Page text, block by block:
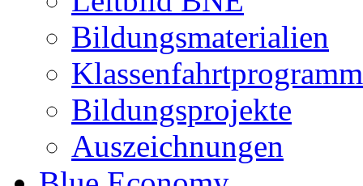
Bildungsmaterialien
Klassenfahrtprogramm
Bildungsprojekte
Auszeichnungen